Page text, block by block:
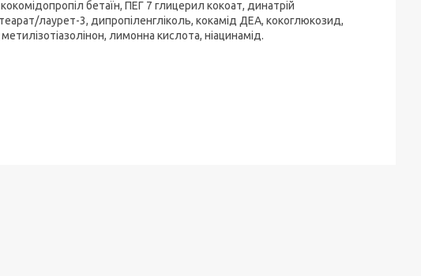
бетаїн, ПЕГ 7 глицерил кокоат, динатрій
лаурет-3, дипропіленгліколь, кокамід ДЕА, кокоглюкозид,
лимонна кислота, ніацинамід.